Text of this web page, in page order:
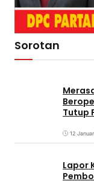
Sorotan
Tutup
12
Lapor